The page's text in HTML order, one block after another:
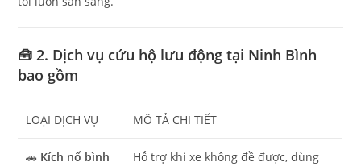
🧰 2. Dịch vụ cứu hộ lưu động tại Ninh Bình
bao gồm
LOẠI DỊCH VỤ MÔ TẢ CHI TIẾT
🚗 Kích nổ bình
Hỗ trợ khi xe không đề được, dùng